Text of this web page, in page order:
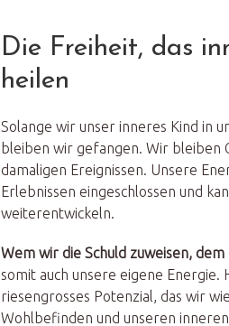
Die Freiheit, das
heilen
Solange wir unser inneres Kind in
bleiben wir gefangen. Wir bleiben
damaligen Ereignissen. Unsere
Erlebnissen eingeschlossen und
weiterentwickeln.
Wem wir die Schuld zuweisen,
somit auch unsere eigene Energie.
riesengrosses Potenzial, das wir
Wohlbefinden und unseren